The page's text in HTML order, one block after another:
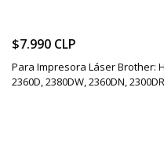
$7.990 CLP
Para Impresora Láser Brother:
2360D, 2380DW, 2360DN,